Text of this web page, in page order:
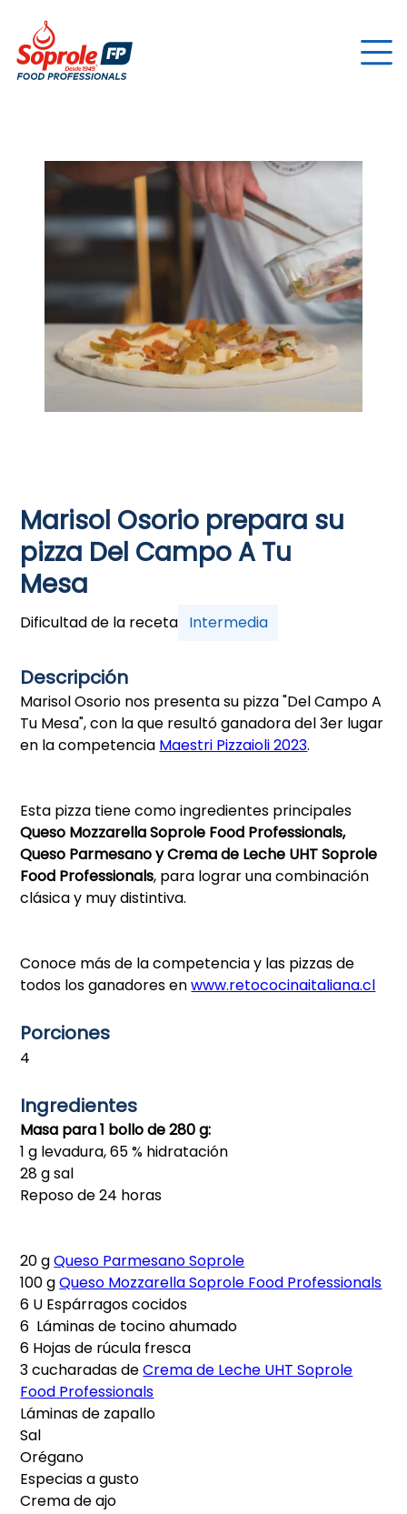
Marisol Osorio prepara su
pizza Del Campo A Tu
Mesa
Dificultad de la receta Intermedia
Descripción
Marisol Osorio nos presenta su pizza "Del Campo A
Tu Mesa", con la que resultó ganadora del 3er lugar
en la competencia Maestri Pizzaioli 2023.
Esta pizza tiene como ingredientes principales
Queso Mozzarella Soprole Food Professionals,
Queso Parmesano y Crema de Leche UHT Soprole
Food Professionals, para lograr una combinación
clásica y muy distintiva.
Conoce más de la competencia y las pizzas de
todos los ganadores enwww.retococinaitaliana.cl
Porciones
4
Ingredientes
Masa para 1 bollo de 280 g:
1 g levadura, 65 % hidratación
28 g sal
Reposo de 24 horas
20 gQueso Parmesano Soprole
100 gQueso Mozzarella Soprole Food Professionals
6 U Espárragos cocidos
6 Láminas de tocino ahumado
6 Hojas de rúcula fresca
3 cucharadas deCrema de Leche UHT Soprole
Food Professionals
Láminas de zapallo
Sal
Orégano
Especias a gusto
Crema de ajo